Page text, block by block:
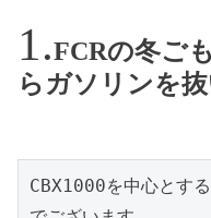
FCRの冬ご
らガソリンを
CBX1000を中心とす